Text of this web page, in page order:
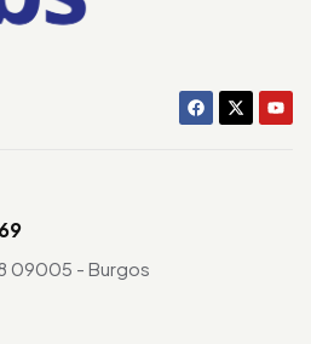
09005 - Burgos